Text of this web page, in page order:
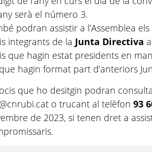
serà el número 3.
podran assistir a l’Assemblea
integrants de la Junta Directiva
que hagin estat presidents en
hagin format part d’anteriors
que ho desitgin podran
o trucant al telèfon 93
de 2023, si tenen dret a